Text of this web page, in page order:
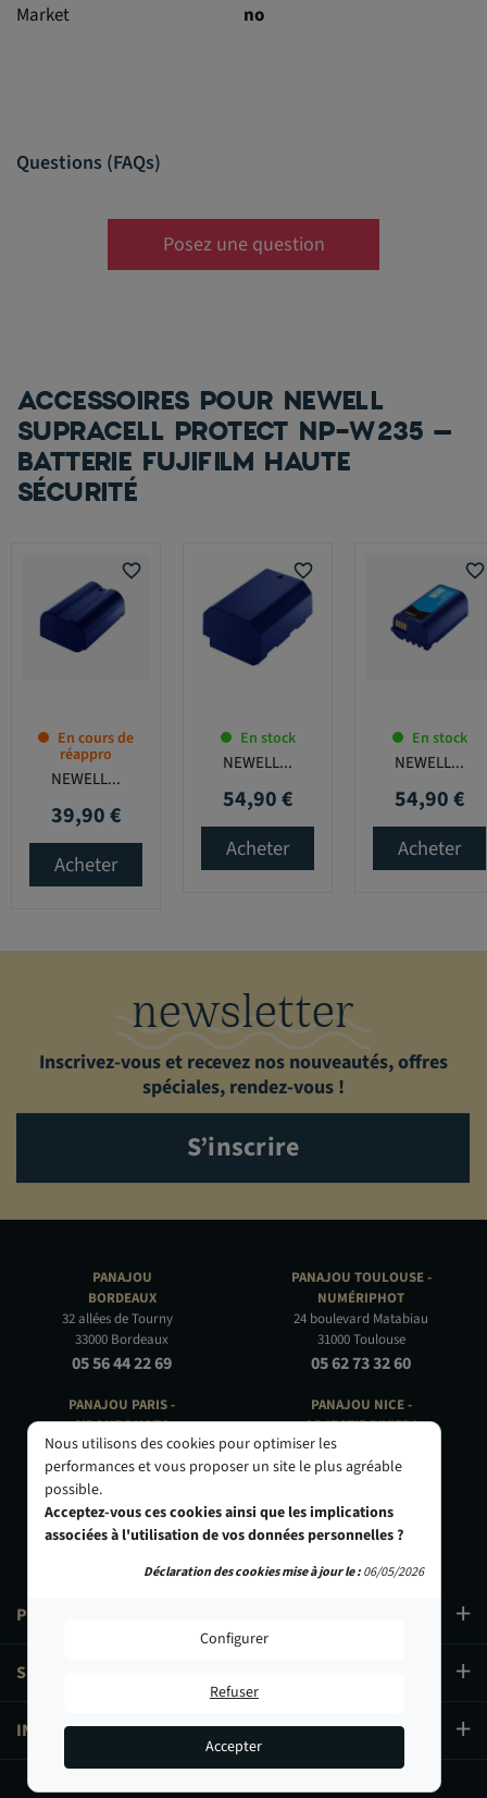
44,90 €
Market
no
Questions (FAQs)
Posez une question
ACCESSOIRES POUR NEWELL
SUPRACELL PROTECT NP-W235 –
BATTERIE FUJIFILM HAUTE
SÉCURITÉ
favorite_border
En cours de
réappro
NEWELL...
Prix
39,90 €
Acheter
favorite_border
En stock
NEWELL...
Prix
54,90 €
Acheter
favorite_border
En stock
NEWELL...
Prix
54,90 €
Acheter
newsletter
Inscrivez-vous et recevez nos nouveautés, offres
spéciales, rendez-vous !
S’inscrire
PANAJOU
BORDEAUX
32 allées de Tourny
33000 Bordeaux
05 56 44 22 69
PANAJOU PARIS -
CIRQUE PHOTO
9, bd des Filles-du-Calvaire
75003 Paris
01 40 29 91 91
PRODUITS
SERVICES
INFORMATIONS
PANAJOU TOULOUSE -
NUMÉRIPHOT
24 boulevard Matabiau
31000 Toulouse
05 62 73 32 60
PANAJOU NICE -
OBJECTIF RIVIERA
24 Rue de l'Hôtel des Postes
06000 Nice
Nous utilisons des cookies pour optimiser les
performances et vous proposer un site le plus agréable
possible.
Acceptez-vous ces cookies ainsi que les implications
associées à l'utilisation de vos données personnelles ?
Configurer
Refuser
Accepter
Déclaration des cookies mise à jour le :06/05/2026